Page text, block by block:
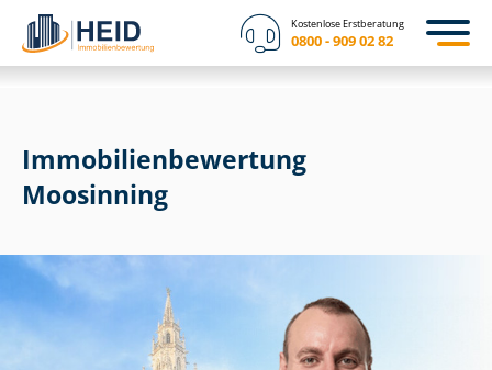
Kostenlose Erstberatung
0800 - 909 02 82
Immobilien­bewertung
Moosinning